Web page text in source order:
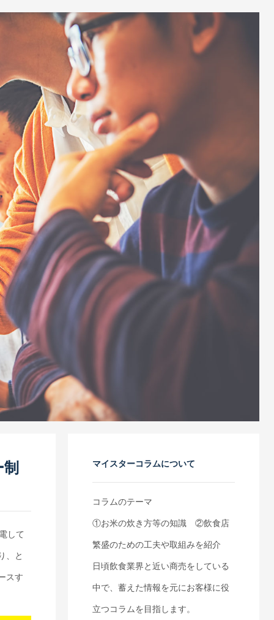
して
、と
スす
マイスターコラムについて
コラムのテーマ
①お米の炊き方等の知識 ②飲食店
繁盛のための工夫や取組みを紹介
日頃飲食業界と近い商売をしている
中で、蓄えた情報を元にお客様に役
立つコラムを目指します。